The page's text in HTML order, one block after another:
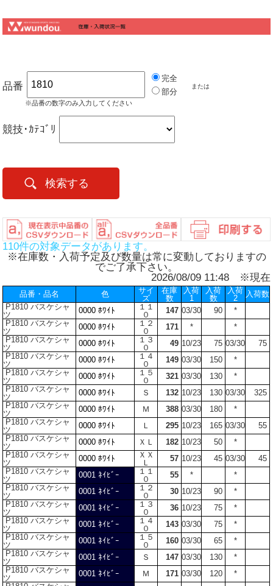
品番
※品番の数字のみ入力してください
完全
部分
または
競技･ｶﾃｺﾞﾘ
検索する
110件の対象データがあります。
※在庫数・入荷予定及び数量は常に変動しておりますの
でご了承下さい。
2026/08/09 11:48 ※現在
品番・品名 色
サイ
ズ
在庫
数
入荷
1
入荷
数
入荷
2
入荷数
P1810 バスケシャ
ツ
0000 ﾎﾜｲﾄ
１１
０
147 03/30 90
*
P1810 バスケシャ
ツ
0000 ﾎﾜｲﾄ
１２
０
171 *
*
P1810 バスケシャ
ツ
0000 ﾎﾜｲﾄ
１３
０
49 10/23 75 03/30
75
P1810 バスケシャ
ツ
0000 ﾎﾜｲﾄ
１４
０
149 03/30 150
*
P1810 バスケシャ
ツ
0000 ﾎﾜｲﾄ
１５
０
321 03/30 130
*
P1810 バスケシャ
ツ
0000 ﾎﾜｲﾄ Ｓ 132 10/23 130 03/30
325
P1810 バスケシャ
ツ
0000 ﾎﾜｲﾄ Ｍ 388 03/30 180
*
P1810 バスケシャ
ツ
0000 ﾎﾜｲﾄ Ｌ 295 10/23 165 03/30
55
P1810 バスケシャ
ツ
0000 ﾎﾜｲﾄ ＸＬ 182 10/23 50
*
P1810 バスケシャ
ツ
0000 ﾎﾜｲﾄ
ＸＸ
Ｌ
57 10/23 45 03/30
45
P1810 バスケシャ
ツ
0001 ﾈｲﾋﾞｰ
１１
０
55 *
*
P1810 バスケシャ
ツ
0001 ﾈｲﾋﾞｰ
１２
０
30 10/23 90
*
P1810 バスケシャ
ツ
0001 ﾈｲﾋﾞｰ
１３
０
36 10/23 75
*
P1810 バスケシャ
ツ
0001 ﾈｲﾋﾞｰ
１４
０
143 03/30 75
*
P1810 バスケシャ
ツ
0001 ﾈｲﾋﾞｰ
１５
０
160 03/30 65
*
P1810 バスケシャ
ツ
0001 ﾈｲﾋﾞｰ Ｓ 147 03/30 130
*
P1810 バスケシャ
ツ
0001 ﾈｲﾋﾞｰ Ｍ 171 03/30 120
*